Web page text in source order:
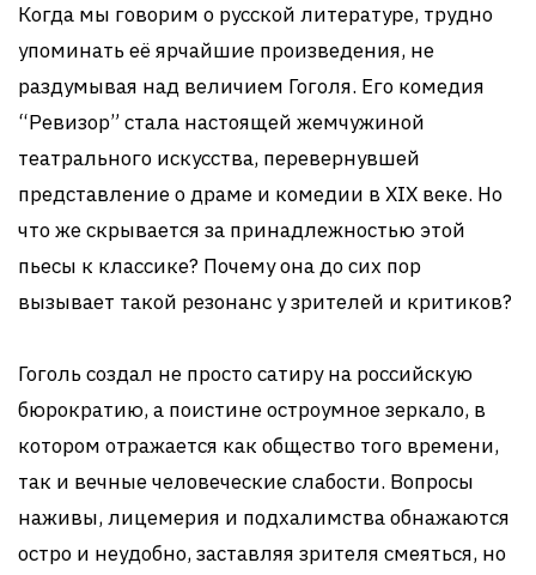
Когда мы говорим о русской литературе, трудно
упоминать её ярчайшие произведения, не
раздумывая над величием Гоголя. Его комедия
“Ревизор” стала настоящей жемчужиной
театрального искусства, перевернувшей
представление о драме и комедии в XIX веке. Но
что же скрывается за принадлежностью этой
пьесы к классике? Почему она до сих пор
вызывает такой резонанс у зрителей и критиков?
Гоголь создал не просто сатиру на российскую
бюрократию, а поистине остроумное зеркало, в
котором отражается как общество того времени,
так и вечные человеческие слабости. Вопросы
наживы, лицемерия и подхалимства обнажаются
остро и неудобно, заставляя зрителя смеяться, но